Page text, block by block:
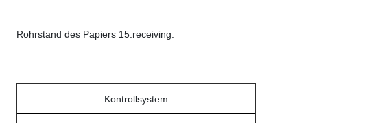
Rohrstand des Papiers 15.receiving:
Kontrollsystem